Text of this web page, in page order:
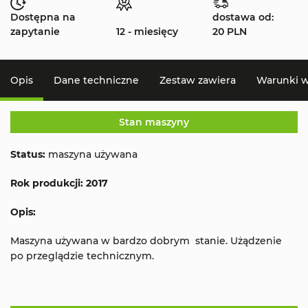
Dostępna na
zapytanie
12 - miesięcy
dostawa od:
20 PLN
Opis Dane techniczne Zestaw zawiera Warunki
Stan maszyny
Status: maszyna używana
Rok produkcji: 2017
Opis:
Maszyna używana w bardzo dobrym stanie. Użądzenie
po przeglądzie technicznym.